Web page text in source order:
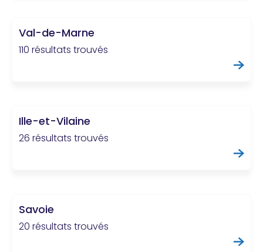
Val-de-Marne
110 résultats trouvés
Ille-et-Vilaine
26 résultats trouvés
Savoie
20 résultats trouvés